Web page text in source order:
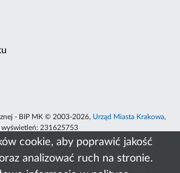
cookie, aby poprawić jakość
analizować ruch na stronie.
- BIP MK © 2003-2026, Urząd Miasta Krakowa,
wyświetleń: 231625753